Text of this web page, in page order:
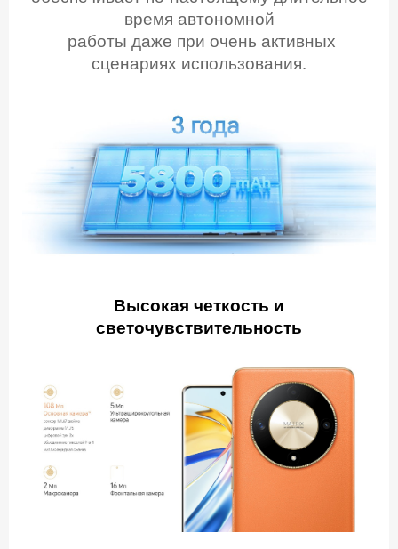
время автономной
работы даже при очень активных
сценариях использования.
Высокая четкость и
светочувствительность